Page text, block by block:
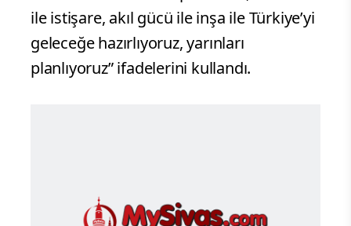
ile istişare, akıl gücü ile inşa ile Türkiye’yi
geleceğe hazırlıyoruz, yarınları
planlıyoruz” ifadelerini kullandı.